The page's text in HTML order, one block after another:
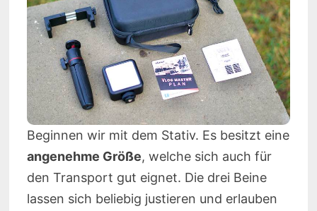
Beginnen wir mit dem Stativ. Es besitzt eine
angenehme Größe, welche sich auch für
den Transport gut eignet. Die drei Beine
lassen sich beliebig justieren und erlauben